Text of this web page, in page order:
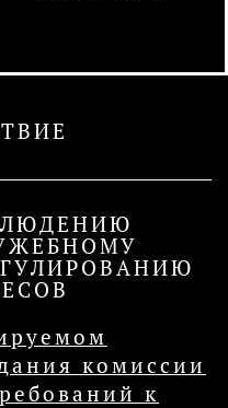
комиссии
к